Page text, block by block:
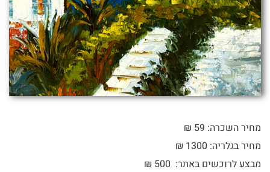
מחיר השכרה: 59 ₪
מחיר בגלריה: 1300 ₪
מבצע לרוכשים באתר:
₪ 500